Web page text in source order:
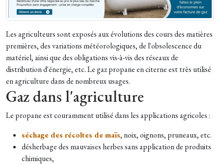
Les agriculteurs sont exposés aux évolutions des cours des matières
premières, des variations météorologiques, de l'obsolescence du
matériel, ainsi que des obligations vis-à-vis des réseaux de
distribution d'énergie, etc. Le gaz propane en citerne est très utilisé
en agriculture dans de nombreux usages.
Gaz dans l'agriculture
Le propane est couramment utilisé dans les applications agricoles :
séchage des récoltes de maïs, noix, oignons, pruneaux, etc.
désherbage des mauvaises herbes sans application de produits
chimiques,